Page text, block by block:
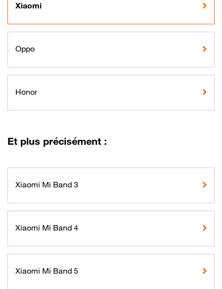
Xiaomi
Oppo
Honor
Et plus précisément :
Xiaomi Mi Band 3
Xiaomi Mi Band 4
Xiaomi Mi Band 5